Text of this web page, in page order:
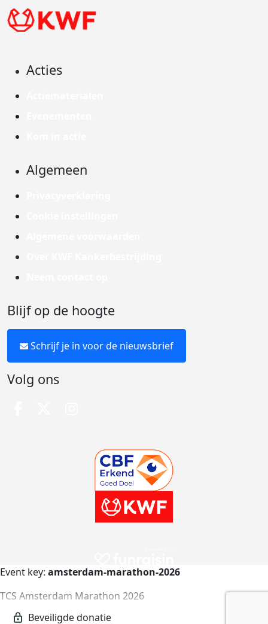
Acties
Algemeen
Blijf op de hoogte
Schrijf je in voor de nieuwsbrief
Volg ons
Event key: amsterdam-marathon-2026
TCS Amsterdam Marathon 2026
amsterdam-marathon-2026